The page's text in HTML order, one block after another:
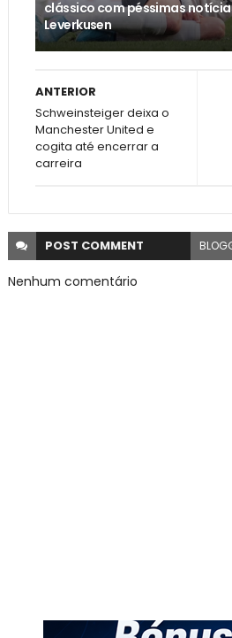
clássico com péssimas
Leverkusen
ANTERIOR
Schweinsteiger deixa o
Manchester United e
cogita até encerrar a
carreira
POST COMMENT
Nenhum comentário